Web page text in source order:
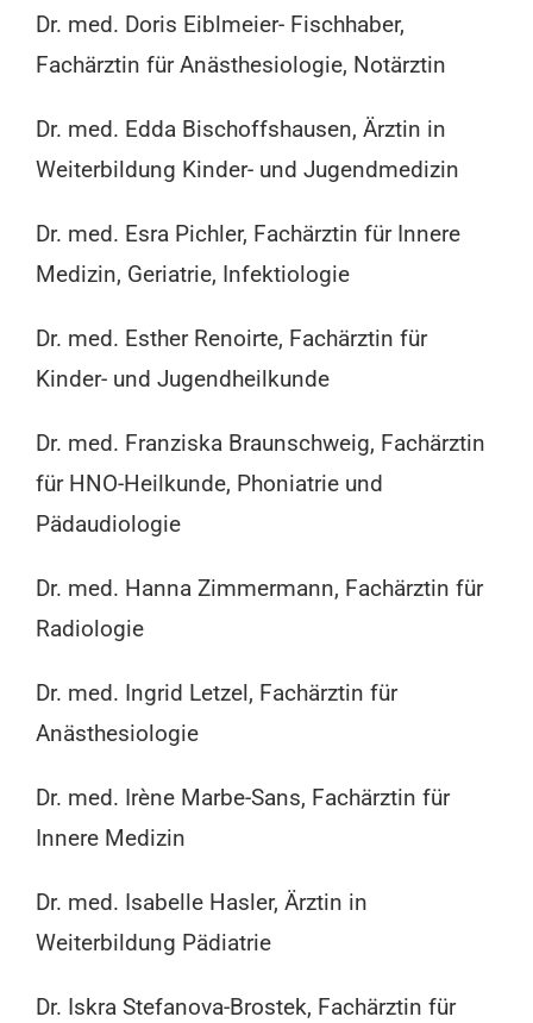
Dr. med. Doris Eiblmeier- Fischhaber,
Fachärztin für Anästhesiologie, Notärztin
Dr. med. Edda Bischoffshausen, Ärztin in
Weiterbildung Kinder- und Jugendmedizin
Dr. med. Esra Pichler, Fachärztin für Innere
Medizin, Geriatrie, Infektiologie
Dr. med. Esther Renoirte, Fachärztin für
Kinder- und Jugendheilkunde
Dr. med. Franziska Braunschweig, Fachärztin
für HNO-Heilkunde, Phoniatrie und
Pädaudiologie
Dr. med. Hanna Zimmermann, Fachärztin für
Radiologie
Dr. med. Ingrid Letzel, Fachärztin für
Anästhesiologie
Dr. med. Irène Marbe-Sans, Fachärztin für
Innere Medizin
Dr. med. Isabelle Hasler, Ärztin in
Weiterbildung Pädiatrie
Dr. Iskra Stefanova-Brostek, Fachärztin für